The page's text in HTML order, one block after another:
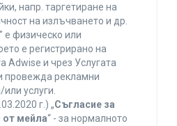
напр. таргетиране на
на излъчването и др.
” е физическо или
е регистрирано на
Adwise и чрез Услугата
провежда рекламни
услуги.
г.) „Съгласие за
от мейла“ - за нормалното